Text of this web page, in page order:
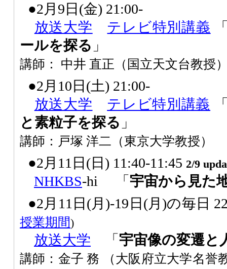
●2月9日(金) 21:00-
放送大学
テレビ特別講義
ールを探る 」
講師： 中井 直正（国立天文台教授
●2月10日(土) 21:00-
放送大学
テレビ特別講義
と素粒子を探る 」
講師：戸塚 洋二（東京大学教授）
●2月11日(日) 11:40-11:45 2/9
NHKBS-hi 「 宇宙から見た
●2月11日(月)-19日(月)の毎日
授業期間)
放送大学 「 宇宙像の変遷と
講師：金子 務 （大阪府立大学名誉